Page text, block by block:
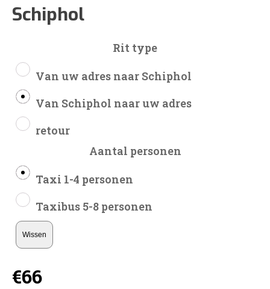
Schiphol
Rit type
Van uw adres naar Schiphol
Van Schiphol naar uw adres
retour
Aantal personen
Taxi 1-4 personen
Taxibus 5-8 personen
Wissen
€66